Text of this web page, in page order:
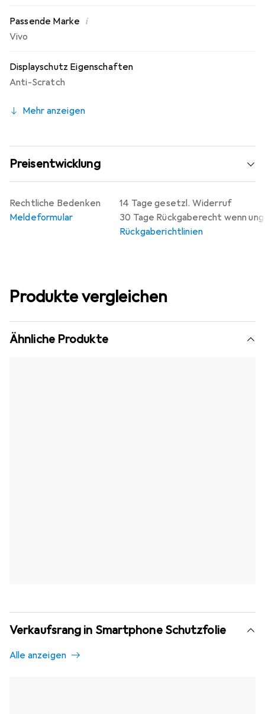
Passende Marke i
Vivo
Displayschutz Eigenschaften
Anti-Scratch
Mehr anzeigen
Preisentwicklung
14 Tage gesetzl. Widerruf
30 Tage Rückgaberecht wenn
Rückgaberichtlinien
Rechtliche Bedenken
Meldeformular
Produkte vergleichen
Ähnliche Produkte
Verkaufsrang in Smartphone Schutzfolie
Alle anzeigen